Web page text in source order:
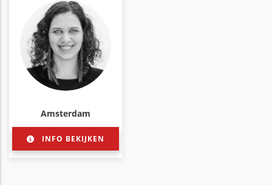
Amsterdam
INFO BEKIJKEN